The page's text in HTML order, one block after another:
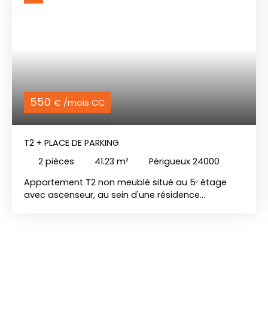
550 € /mois CC
T2 + PLACE DE PARKING
2 pièces 41.23 m²
Périgueux 24000
Appartement T2 non meublé situé au 5ᵉ étage
avec ascenseur, au sein d'une résidence